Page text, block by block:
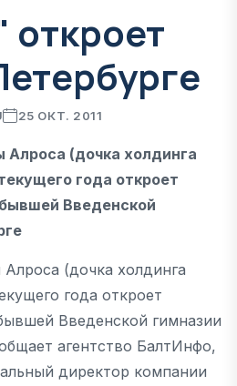
25 ОКТ. 2011
Алроса (дочка холдинга
года откроет
Введенской
(дочка холдинга
года откроет
Введенской гимназии
агентство БалтИнфо,
директор компании